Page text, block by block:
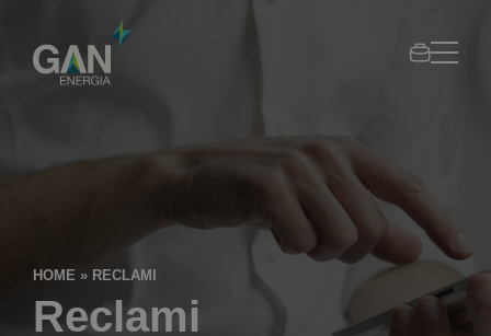
AreaGan
HOME » RECLAMI
Reclami